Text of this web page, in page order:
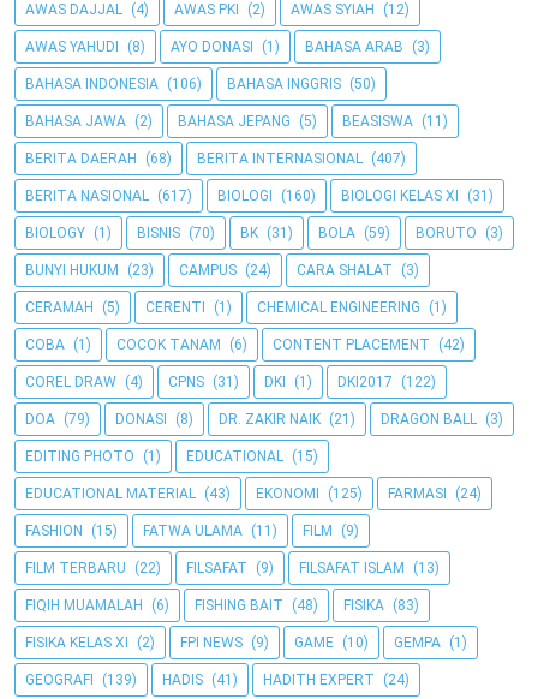
AWAS DAJJAL (4) AWAS PKI (2) AWAS SYIAH (12)
AWAS YAHUDI (8) AYO DONASI (1) BAHASA ARAB (3)
BAHASA INDONESIA (106) BAHASA INGGRIS (50)
BAHASA JAWA (2) BAHASA JEPANG (5) BEASISWA (11)
BERITA DAERAH (68) BERITA INTERNASIONAL (407)
BERITA NASIONAL (617) BIOLOGI (160) BIOLOGI KELAS XI (31)
BIOLOGY (1) BISNIS (70) BK (31) BOLA (59) BORUTO (3)
BUNYI HUKUM (23) CAMPUS (24) CARA SHALAT (3)
CERAMAH (5) CERENTI (1) CHEMICAL ENGINEERING (1)
COBA (1) COCOK TANAM (6) CONTENT PLACEMENT (42)
COREL DRAW (4) CPNS (31) DKI (1) DKI2017 (122)
DOA (79) DONASI (8) DR. ZAKIR NAIK (21) DRAGON BALL (3)
EDITING PHOTO (1) EDUCATIONAL (15)
EDUCATIONAL MATERIAL (43) EKONOMI (125) FARMASI (24)
FASHION (15) FATWA ULAMA (11) FILM (9)
FILM TERBARU (22) FILSAFAT (9) FILSAFAT ISLAM (13)
FIQIH MUAMALAH (6) FISHING BAIT (48) FISIKA (83)
FISIKA KELAS XI (2) FPI NEWS (9) GAME (10) GEMPA (1)
GEOGRAFI (139) HADIS (41) HADITH EXPERT (24)